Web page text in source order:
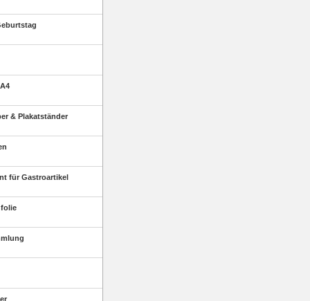
& Plakatständer
für Gastroartikel